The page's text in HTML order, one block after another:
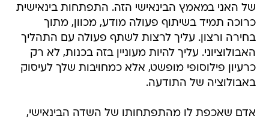
של האני במאמץ הבינאישי הזה. התפתחות בינאישית
כרוכה תמיד בשיתוף פעולה מודע, מכוון, מתוך
בחירה ורצון. עליך לרצות לשתף פעולה עם התהליך
האבולוציוני. עליך להיות מעוניין בזה בכנות, לא רק
כרעיון פילוסופי מופשט, אלא כמחויבות שלך לעיסוק
באבולוציה של התודעה.
אדם שאכפת לו מהתפתחותו של השדה הבינאישי,